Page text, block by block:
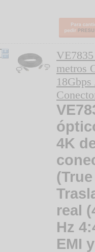
metros
4K
real
Hz
EMI